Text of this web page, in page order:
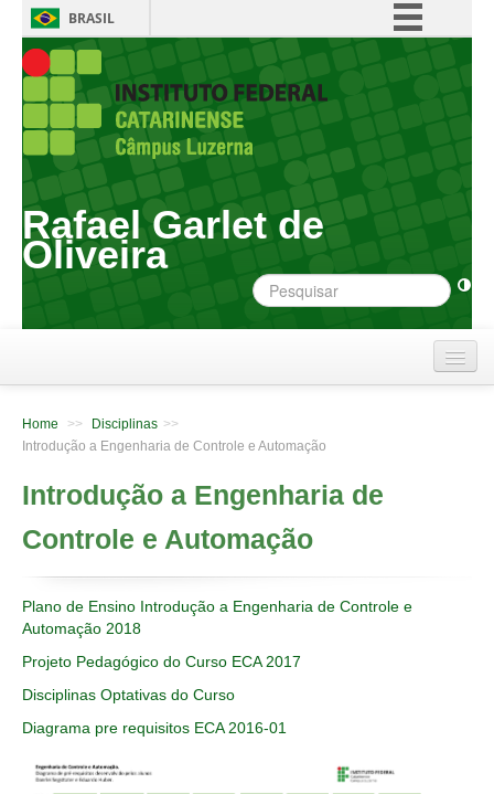
BRASIL
Simplifique!
Comunica BR
Acesso à informação
Legislação
Canais
Rafael Garlet de
Oliveira
Disciplinas
Home >> Disciplinas >>
Introdução a Engenharia de Controle e Automação
Introdução a Engenharia de
Controle e Automação
Plano de Ensino Introdução a Engenharia de Controle e
Automação 2018
Projeto Pedagógico do Curso ECA 2017
Disciplinas Optativas do Curso
Diagrama pre requisitos ECA 2016-01